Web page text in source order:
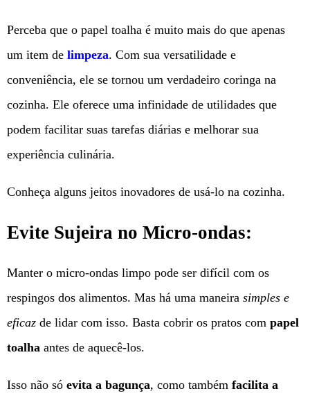
Perceba que o papel toalha é muito mais do que apenas
um item de limpeza. Com sua versatilidade e
conveniência, ele se tornou um verdadeiro coringa na
cozinha. Ele oferece uma infinidade de utilidades que
podem facilitar suas tarefas diárias e melhorar sua
experiência culinária.
Conheça alguns jeitos inovadores de usá-lo na cozinha.
Evite Sujeira no Micro-ondas:
Manter o micro-ondas limpo pode ser difícil com os
respingos dos alimentos. Mas há uma maneira simples e
eficaz de lidar com isso. Basta cobrir os pratos com papel
toalha antes de aquecê-los.
Isso não só evita a bagunça, como também facilita a